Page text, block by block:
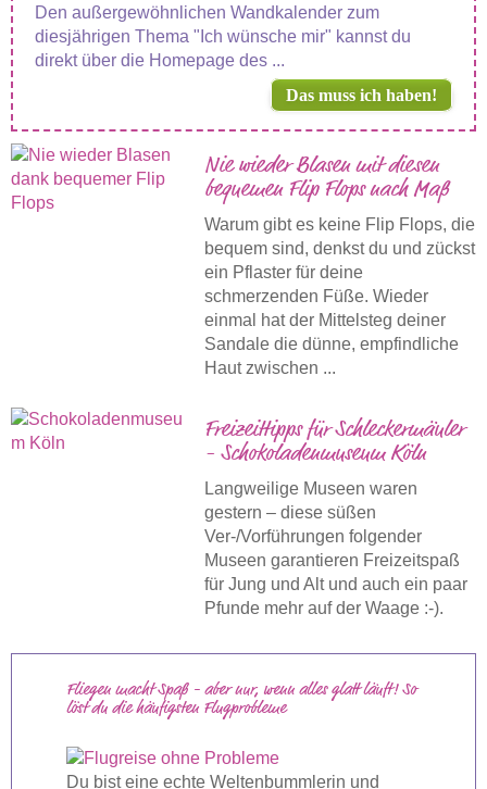
Den außergewöhnlichen Wandkalender zum
diesjährigen Thema "Ich wünsche mir" kannst du
direkt über die Homepage des ...
Das muss ich haben!
Nie wieder Blasen mit diesen
bequemen Flip Flops nach Maß
Warum gibt es keine Flip Flops, die
bequem sind, denkst du und zückst
ein Pflaster für deine
schmerzenden Füße. Wieder
einmal hat der Mittelsteg deiner
Sandale die dünne, empfindliche
Haut zwischen ...
Freizeittipps für Schleckermäuler
- Schokoladenmuseum Köln
Langweilige Museen waren
gestern – diese süßen
Ver-/Vorführungen folgender
Museen garantieren Freizeitspaß
für Jung und Alt und auch ein paar
Pfunde mehr auf der Waage :-).
Fliegen macht Spaß - aber nur, wenn alles glatt läuft! So
löst du die häufigsten Flugprobleme
Du bist eine echte Weltenbummlerin und